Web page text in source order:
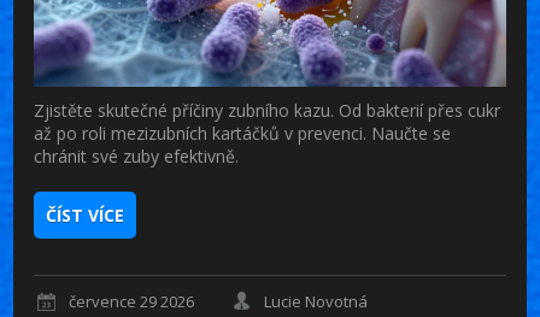
Zjistěte skutečné příčiny zubního kazu. Od bakterií přes cukr
až po roli mezizubních kartáčků v prevenci. Naučte se
chránit své zuby efektivně.
ČÍST VÍCE
července 29 2026
Lucie Novotná